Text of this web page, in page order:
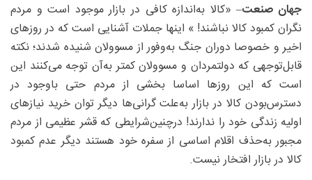
جهان صنعت– «کالا به‌اندازه کافی در بازار موجود است و مردم
نگران کمبود کالا نباشند! » اینها جملات آشنایی است که در روزهای
اخیر و خصوصا دوران جنگ به‌وفور از مسوولان شنیده شدند؛ نکته
قابل‌توجهی که دولتمردان و مسوولان کمتر به‌آن توجه می‌کنند این
است که این روزها اساسا بخشی از مردم حتی باوجود در
دسترس‌بودن کالا در بازار به‌علت گرانی‌ها دیگر توان خرید نیاز‌های
اولیه زندگی خود را ندارند! درچنین‌شرایطی که قشر عظیمی از مردم
مجبور به‌حذف اقلام اساسی از سفره خود هستند دیگر عدم کمبود
کالا در بازار افتخار نیست.